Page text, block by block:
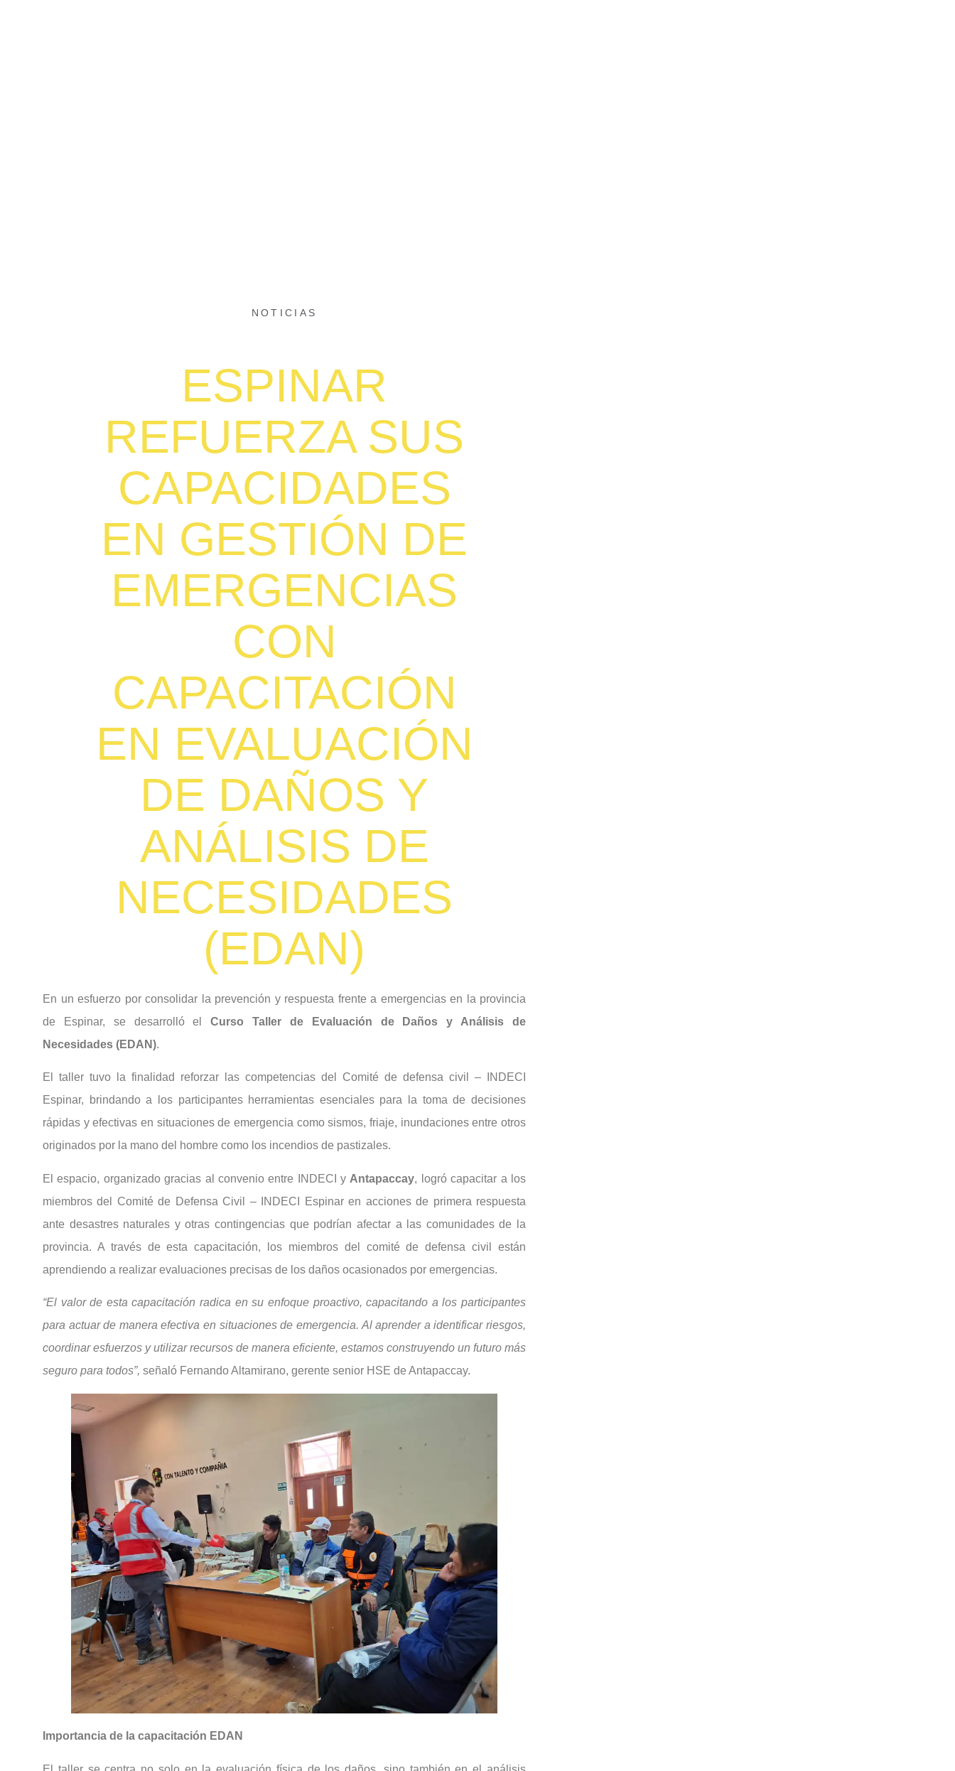
NOTICIAS
ESPINAR
REFUERZA SUS
CAPACIDADES
EN GESTIÓN DE
EMERGENCIAS
CON
CAPACITACIÓN
EN EVALUACIÓN
DE DAÑOS Y
ANÁLISIS DE
NECESIDADES
(EDAN)
En un esfuerzo por consolidar la prevención y respuesta frente a emergencias en la provincia
de Espinar, se desarrolló elCurso Taller de Evaluación de Daños y Análisis de
Necesidades (EDAN).
El taller tuvo la finalidad reforzar las competencias del Comité de defensa civil – INDECI
Espinar, brindando a los participantes herramientas esenciales para la toma de decisiones
rápidas y efectivas en situaciones de emergencia como sismos, friaje, inundaciones entre otros
originados por la mano del hombre como los incendios de pastizales.
El espacio, organizado gracias al convenio entre INDECI y Antapaccay, logró capacitar a los
miembros del Comité de Defensa Civil – INDECI Espinar en acciones de primera respuesta
ante desastres naturales y otras contingencias que podrían afectar a las comunidades de la
provincia. A través de esta capacitación, los miembros del comité de defensa civil están
aprendiendo a realizar evaluaciones precisas de los daños ocasionados por emergencias.
“El valor de esta capacitación radica en su enfoque proactivo, capacitando a los participantes
para actuar de manera efectiva en situaciones de emergencia. Al aprender a identificar riesgos,
coordinar esfuerzos y utilizar recursos de manera eficiente, estamos construyendo un futuro más
seguro para todos”, señaló Fernando Altamirano, gerente senior HSE de Antapaccay.
Importancia de la capacitación EDAN